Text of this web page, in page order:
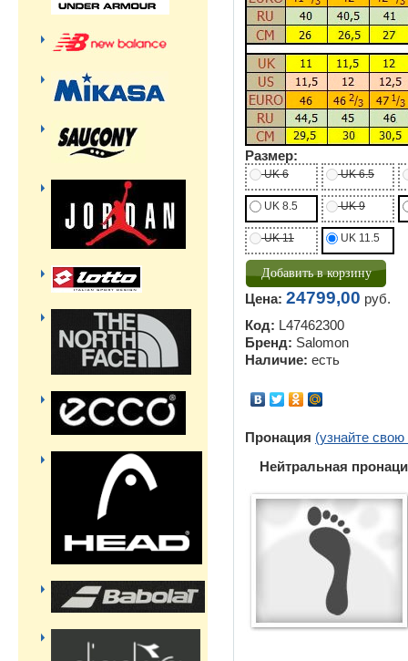
Размер:
UK 6 UK 6.5
UK 8.5 UK 9
UK 11 UK 11.5
Цена: 24799,00 руб.
Код: L47462300
Бренд: Salomon
Наличие: есть
Пронация (узнайте
Нейтральная